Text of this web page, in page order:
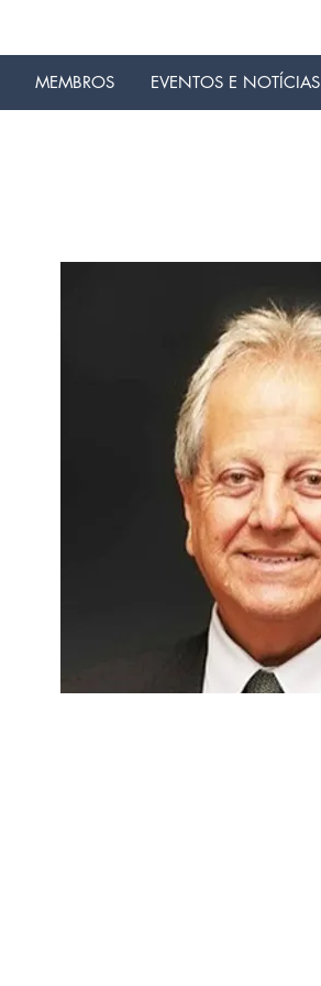
MEMBROS EVENTOS E NOTÍCIAS